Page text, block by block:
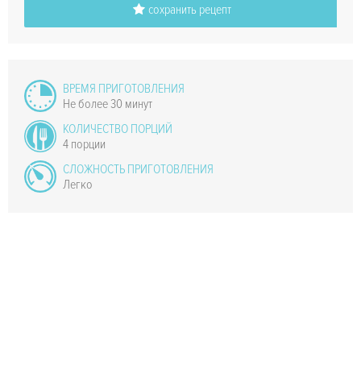
сохранить рецепт
ВРЕМЯ ПРИГОТОВЛЕНИЯ
Не более 30 минут
КОЛИЧЕСТВО ПОРЦИЙ
4 порции
СЛОЖНОСТЬ ПРИГОТОВЛЕНИЯ
Легко